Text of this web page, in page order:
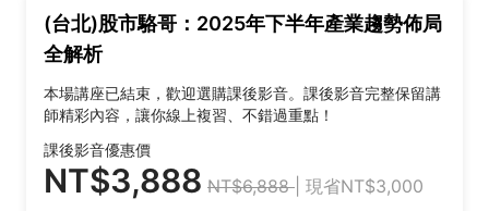
(台北)股市駱哥：2025年下半年產業趨勢佈局
全解析
本場講座已結束，歡迎選購課後影音。課後影音完整保留講
師精彩內容，讓你線上複習、不錯過重點！
課後影音優惠價
NT$3,888 NT$6,888 | 現省NT$3,000